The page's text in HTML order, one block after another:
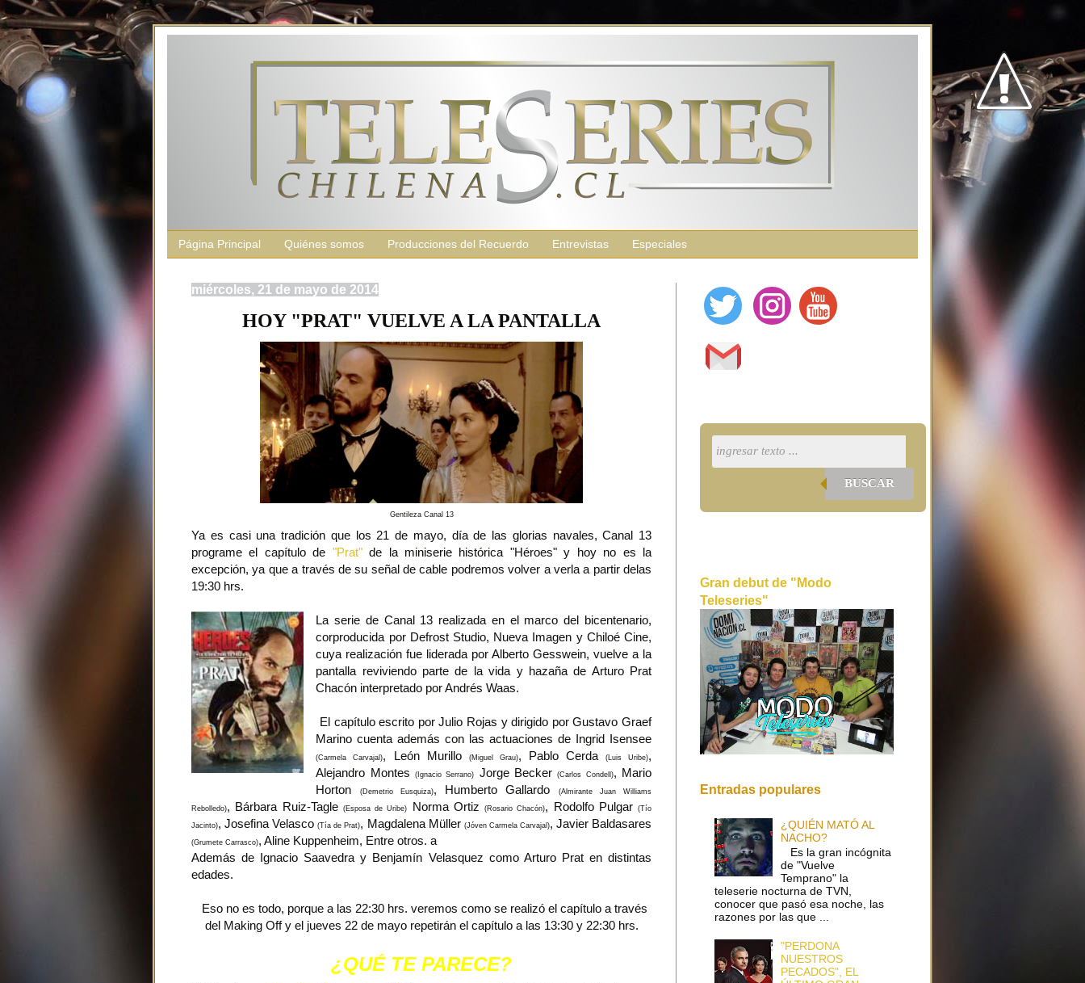
Página Principal Quiénes somos Producciones del Recuerdo Entrevistas Especiales
miércoles, 21 de mayo de 2014
HOY "PRAT" VUELVE A LA PANTALLA
Gentileza Canal 13
Ya es casi una tradición que los 21 de mayo, día de las glorias navales, Canal 13
programe el capítulo de "Prat"de la miniserie histórica "Héroes" y hoy no es la
excepción, ya que a través de su señal de cable podremos volver a verla a partir delas
19:30 hrs.
La serie de Canal 13 realizada en el marco del bicentenario,
corproducida por Defrost Studio, Nueva Imagen y Chiloé Cine,
cuya realización fue liderada por Alberto Gesswein, vuelve a la
pantalla reviviendo parte de la vida y hazaña de Arturo Prat
Chacón interpretado por Andrés Waas.
El capítulo escrito por Julio Rojas y dirigido por Gustavo Graef
Marino cuenta además con las actuaciones de Ingrid Isensee
(Carmela Carvajal), León Murillo (Miguel Grau), Pablo Cerda (Luis Uribe),
Alejandro Montes(Ignacio Serrano) Jorge Becker(Carlos Condell), Mario
Horton
(Demetrio Eusquiza), Humberto Gallardo (Almirante Juan Williams
Rebolledo), Bárbara Ruiz-Tagle (Esposa de Uribe) Norma Ortiz (Rosario Chacón), Rodolfo Pulgar (Tío
Jacinto), Josefina Velasco(Tía de Prat), Magdalena Müller (Jóven Carmela Carvajal), Javier Baldasares
(Grumete Carrasco), Aline Kuppenheim, Entre otros. a
Además de Ignacio Saavedra y Benjamín Velasquez como Arturo Prat en distintas
edades.
Eso no es todo, porque a las 22:30 hrs. veremos como se realizó el capítulo a través
del Making Off y el jueves 22 de mayo repetirán el capítulo a las 13:30 y 22:30 hrs.
¿QUÉ TE PARECE?
BUSCAR
Gran debut de "Modo
Teleseries"
Entradas populares
¿QUIÉN MATÓ AL
NACHO?
Es la gran incógnita
de "Vuelve
Temprano" la
teleserie nocturna de TVN,
conocer que pasó esa noche, las
razones por las que ...
"PERDONA
NUESTROS
PECADOS", EL